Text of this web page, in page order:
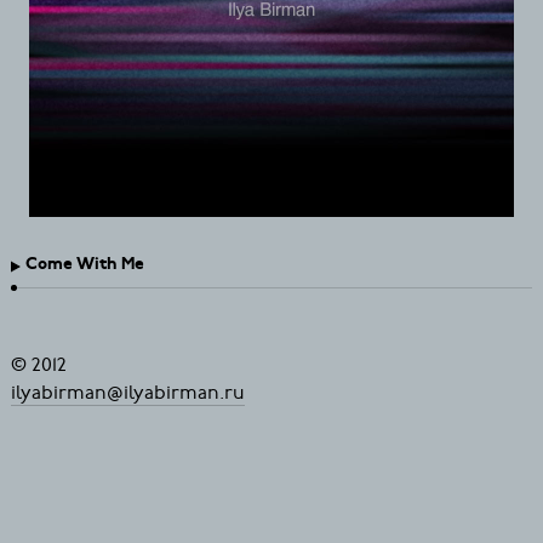
Come With Me
© 2012
ilyabirman@ilyabirman.ru